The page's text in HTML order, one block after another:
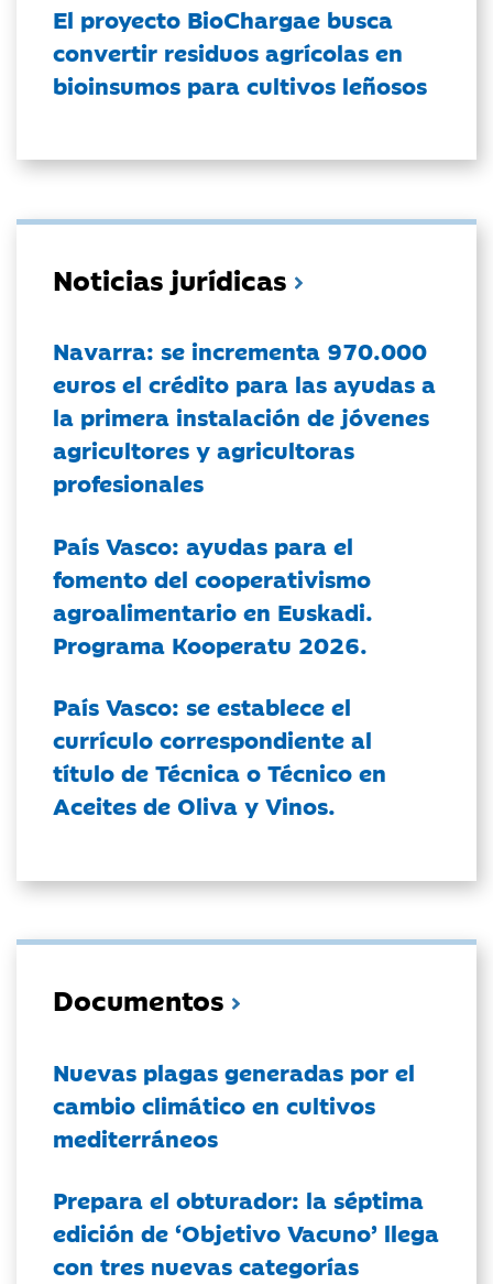
El proyecto BioChargae busca
convertir residuos agrícolas en
bioinsumos para cultivos leñosos
Noticias jurídicas
Navarra: se incrementa 970.000
euros el crédito para las ayudas a
la primera instalación de jóvenes
agricultores y agricultoras
profesionales
País Vasco: ayudas para el
fomento del cooperativismo
agroalimentario en Euskadi.
Programa Kooperatu 2026.
País Vasco: se establece el
currículo correspondiente al
título de Técnica o Técnico en
Aceites de Oliva y Vinos.
Documentos
Nuevas plagas generadas por el
cambio climático en cultivos
mediterráneos
Prepara el obturador: la séptima
edición de ‘Objetivo Vacuno’ llega
con tres nuevas categorías